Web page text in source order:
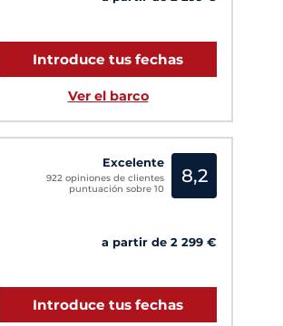
Introduce tus fechas
Ver el barco
Excelente
922 opiniones de clientes
puntuación sobre 10
8,2
a partir de 2 299 €
Introduce tus fechas